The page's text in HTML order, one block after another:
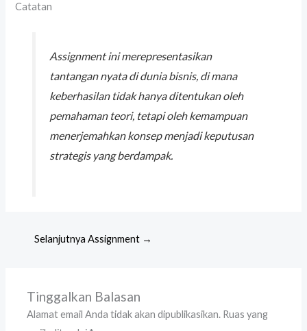
Catatan
Assignment ini merepresentasikan
tantangan nyata di dunia bisnis, di mana
keberhasilan tidak hanya ditentukan oleh
pemahaman teori, tetapi oleh kemampuan
menerjemahkan konsep menjadi keputusan
strategis yang berdampak.
Selanjutnya Assignment →
Tinggalkan Balasan
Alamat email Anda tidak akan dipublikasikan. Ruas yang